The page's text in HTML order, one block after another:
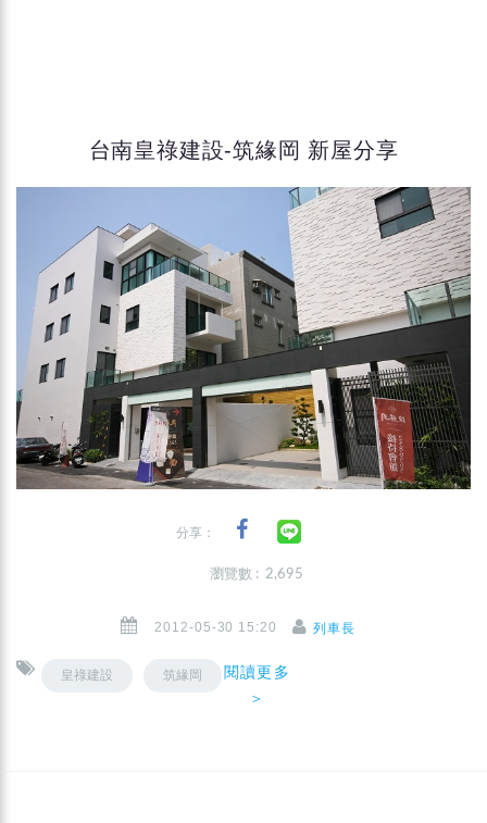
台南皇祿建設-筑緣岡 新屋分享
分享：
瀏覽數 : 2,695
2012-05-30 15:20 列車長
皇祿建設 筑緣岡
閱讀更多
＞